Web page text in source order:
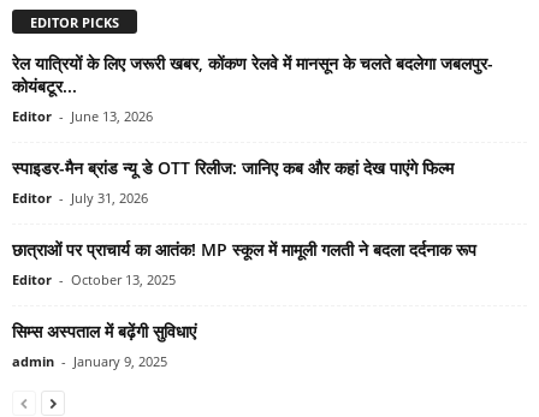
EDITOR PICKS
रेल यात्रियों के लिए जरूरी खबर, कोंकण रेलवे में मानसून के चलते बदलेगा जबलपुर-
कोयंबटूर...
Editor - June 13, 2026
स्पाइडर-मैन ब्रांड न्यू डे OTT रिलीज: जानिए कब और कहां देख पाएंगे फिल्म
Editor - July 31, 2026
छात्राओं पर प्राचार्य का आतंक! MP स्कूल में मामूली गलती ने बदला दर्दनाक रूप
Editor - October 13, 2025
सिम्स अस्पताल में बढ़ेंगी सुविधाएं
admin - January 9, 2025